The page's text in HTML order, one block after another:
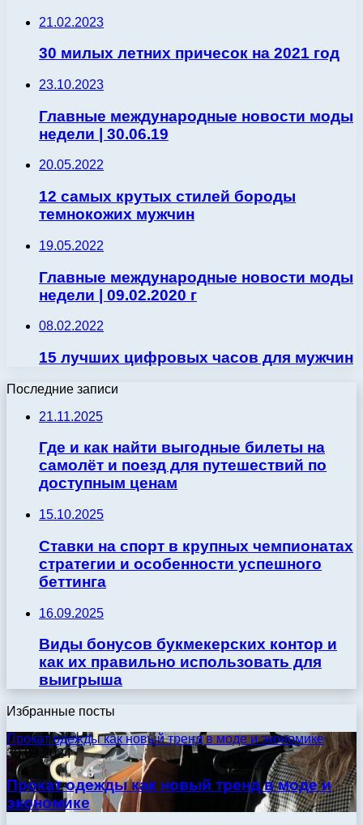
21.02.2023
30 милых летних причесок на 2021 год
23.10.2023
Главные международные новости моды
недели | 30.06.19
20.05.2022
12 самых крутых стилей бороды
темнокожих мужчин
19.05.2022
Главные международные новости моды
недели | 09.02.2020 г
08.02.2022
15 лучших цифровых часов для мужчин
Последние записи
21.11.2025
Где и как найти выгодные билеты на
самолёт и поезд для путешествий по
доступным ценам
15.10.2025
Ставки на спорт в крупных чемпионатах
стратегии и особенности успешного
беттинга
16.09.2025
Виды бонусов букмекерских контор и
как их правильно использовать для
выигрыша
Избранные посты
Прокат одежды как новый тренд в моде и экономике
30.09.2024
Прокат одежды как новый тренд в моде и
экономике